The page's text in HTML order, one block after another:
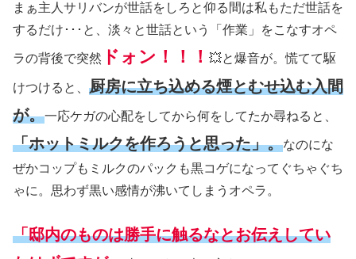
まぁ主人サリバンが世話をしろと仰る間は私もただ世話を
するだけ･･･と、淡々と世話という「作業」をこなすオペ
ラの背後で突然 ドォン！！！ 💥と爆音が。慌てて駆
けつけると、 厨房に立ち込める煙とむせ込む入間
が。一応ケガの心配をしてから何をしてたか尋ねると、
「ホットミルクを作ろうと思った」。なのにな
ぜかコップもミルクのパックも黒コゲになってぐちゃぐち
ゃに。思わず黒い感情が沸いてしまうオペラ。
「邸内のものは勝手に触るなとお伝えしてい